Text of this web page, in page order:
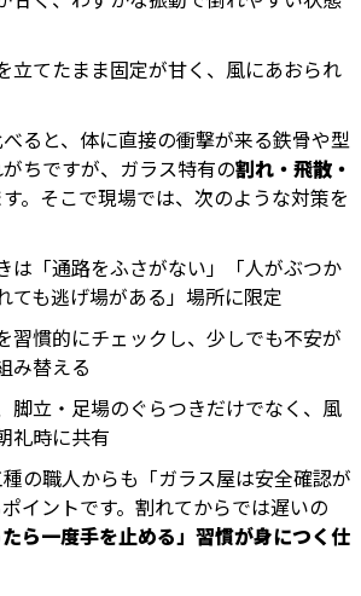
立てたまま固定が甘く、風にあおられ
ると、体に直接の衝撃が来る鉄骨や型
ちですが、ガラス特有の割れ・飛散・
。そこで現場では、次のような対策を
は「通路をふさがない」「人がぶつか
ても逃げ場がある」場所に限定
習慣的にチェックし、少しでも不安が
み替える
脚立・足場のぐらつきだけでなく、風
礼時に共有
の職人からも「ガラス屋は安全確認が
イントです。割れてからでは遅いの
たら一度手を止める」習慣が身につく仕